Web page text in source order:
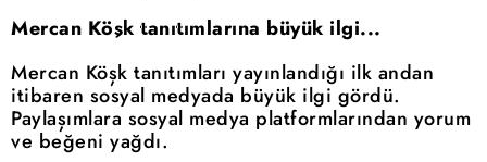
Mercan Köşk tanıtımlarına büyük ilgi...
Mercan Köşk tanıtımları yayınlandığı ilk andan
itibaren sosyal medyada büyük ilgi gördü.
Paylaşımlara sosyal medya platformlarından yorum
ve beğeni yağdı.